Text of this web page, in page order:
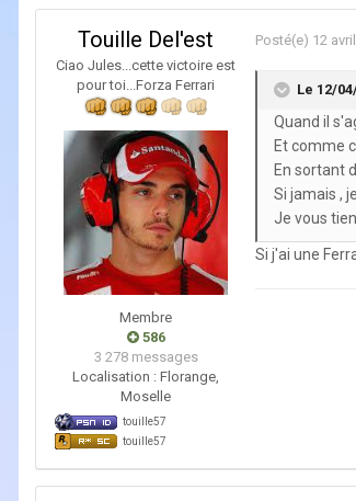
Touille Del'est
Ciao Jules...cette victoire est
pour toi...Forza Ferrari
Membre
586
3 278 messages
Localisation : Florange,
Moselle
touille57
touille57
Posté(e) 12
Le 12/
Quand il
Et comme
En sortant
Si jamais ,
Je vous
Si j'ai une